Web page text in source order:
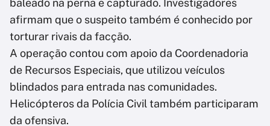
baleado na perna e capturado. Investigadores
afirmam que o suspeito também é conhecido por
torturar rivais da facção.
A operação contou com apoio da Coordenadoria
de Recursos Especiais, que utilizou veículos
blindados para entrada nas comunidades.
Helicópteros da Polícia Civil também participaram
da ofensiva.